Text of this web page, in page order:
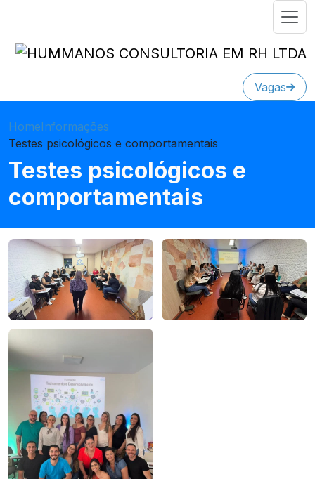
Vagas
HomeInformações
Testes psicológicos e comportamentais
Testes psicológicos e
comportamentais